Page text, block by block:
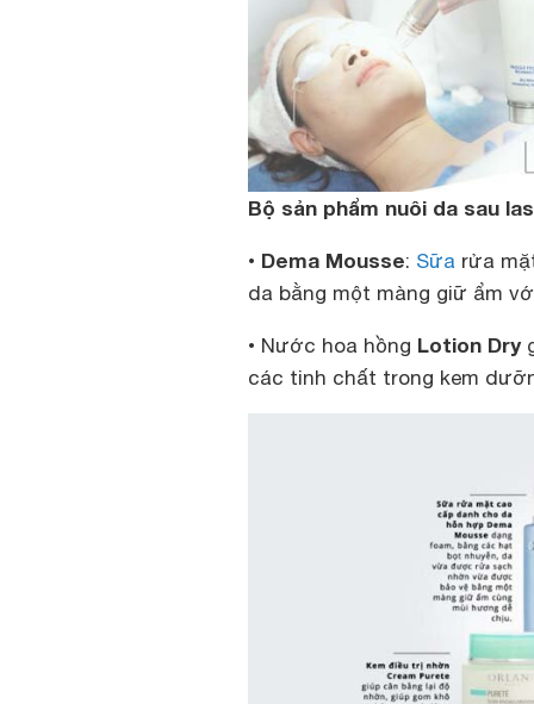
Bộ sản phẩm nuôi da sau
• Dema Mousse: Sữa rửa
da bằng một màng giữ ẩm
• Nước hoa hồng Lotion Dry
các tinh chất trong kem